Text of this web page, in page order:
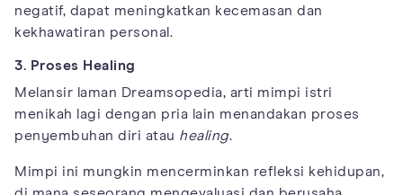
negatif, dapat meningkatkan kecemasan dan
kekhawatiran personal.
3. Proses Healing
Melansir laman Dreamsopedia, arti mimpi istri
menikah lagi dengan pria lain menandakan proses
penyembuhan diri atau healing.
Mimpi ini mungkin mencerminkan refleksi kehidupan,